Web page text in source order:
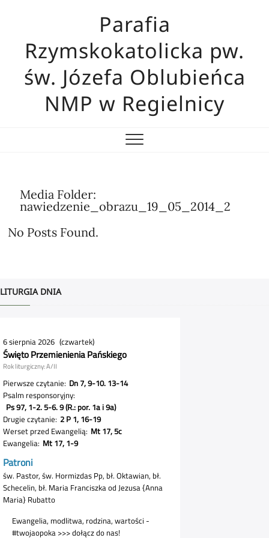
Parafia
Rzymskokatolicka pw.
św. Józefa Oblubieńca
NMP w Regielnicy
Media Folder:
nawiedzenie_obrazu_19_05_2014_2
No Posts Found.
LITURGIA DNIA